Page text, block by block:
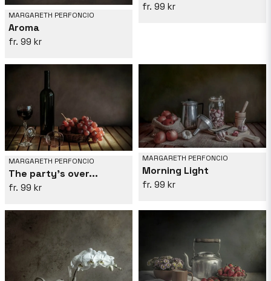
MARGARETH PERFONCIO
Aroma
99 kr
99 kr
MARGARETH PERFONCIO
The party's over...
99 kr
MARGARETH PERFONCIO
Morning Light
99 kr